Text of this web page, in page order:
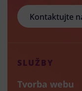
Kontaktujte
SLUŽBY
Tvorba webu